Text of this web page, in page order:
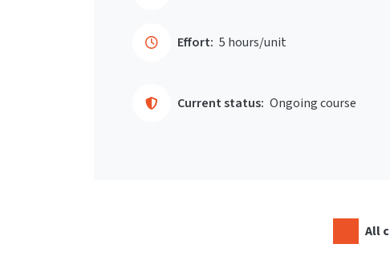
Effort: 5 hours/unit
Current status: Ongoing course
All